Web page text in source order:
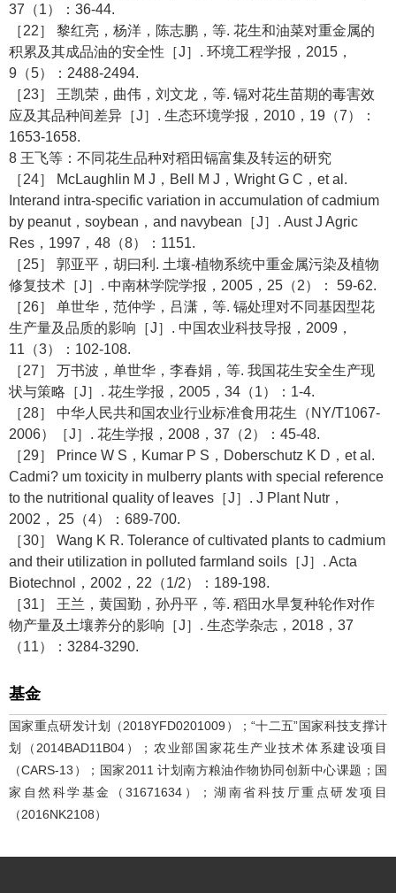
37（1）：36-44.
［22］ 黎红亮，杨洋，陈志鹏，等. 花生和油菜对重金属的
积累及其成品油的安全性［J］. 环境工程学报，2015，
9（5）：2488-2494.
［23］ 王凯荣，曲伟，刘文龙，等. 镉对花生苗期的毒害效
应及其品种间差异［J］. 生态环境学报，2010，19（7）：
1653-1658.
8 王飞等：不同花生品种对稻田镉富集及转运的研究
［24］ McLaughlin M J，Bell M J，Wright G C，et al.
Interand intra-specific variation in accumulation of cadmium
by peanut，soybean，and navybean［J］. Aust J Agric
Res，1997，48（8）：1151.
［25］ 郭亚平，胡曰利. 土壤-植物系统中重金属污染及植物
修复技术［J］. 中南林学院学报，2005，25（2）： 59-62.
［26］ 单世华，范仲学，吕潇，等. 镉处理对不同基因型花
生产量及品质的影响［J］. 中国农业科技导报，2009，
11（3）：102-108.
［27］ 万书波，单世华，李春娟，等. 我国花生安全生产现
状与策略［J］. 花生学报，2005，34（1）：1-4.
［28］ 中华人民共和国农业行业标准食用花生（NY/T1067-
2006）［J］. 花生学报，2008，37（2）：45-48.
［29］ Prince W S，Kumar P S，Doberschutz K D，et al.
Cadmi? um toxicity in mulberry plants with special reference
to the nutritional quality of leaves［J］. J Plant Nutr，
2002， 25（4）：689-700.
［30］ Wang K R. Tolerance of cultivated plants to cadmium
and their utilization in polluted farmland soils［J］. Acta
Biotechnol，2002，22（1/2）：189-198.
［31］ 王兰，黄国勤，孙丹平，等. 稻田水旱复种轮作对作
物产量及土壤养分的影响［J］. 生态学杂志，2018，37
（11）：3284-3290.
基金
国家重点研发计划（2018YFD0201009）；“十二五”国家科技支撑计
划（2014BAD11B04）；农业部国家花生产业技术体系建设项目
（CARS-13）；国家2011 计划南方粮油作物协同创新中心课题；国
家自然科学基金（31671634）；湖南省科技厅重点研发项目
（2016NK2108）